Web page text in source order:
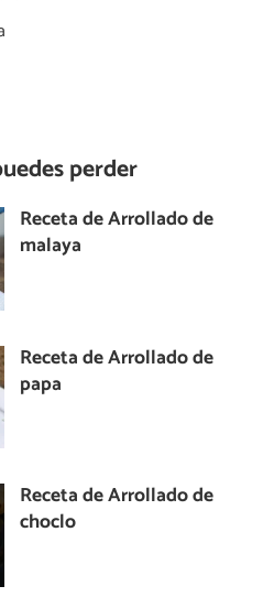
perder
Receta de Arrollado de
malaya
Receta de Arrollado de
papa
Receta de Arrollado de
choclo